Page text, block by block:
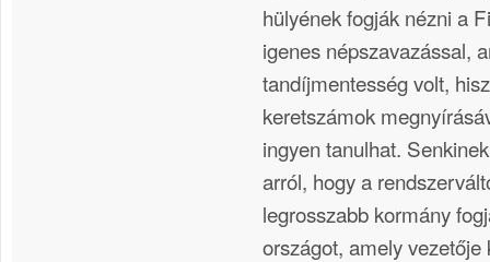
hülyének fogják nézni a
igenes népszavazással,
tandíjmentesség volt,
keretszámok
ingyen tanulhat.
arról, hogy a
legrosszabb kormány
országot, amely vezetője